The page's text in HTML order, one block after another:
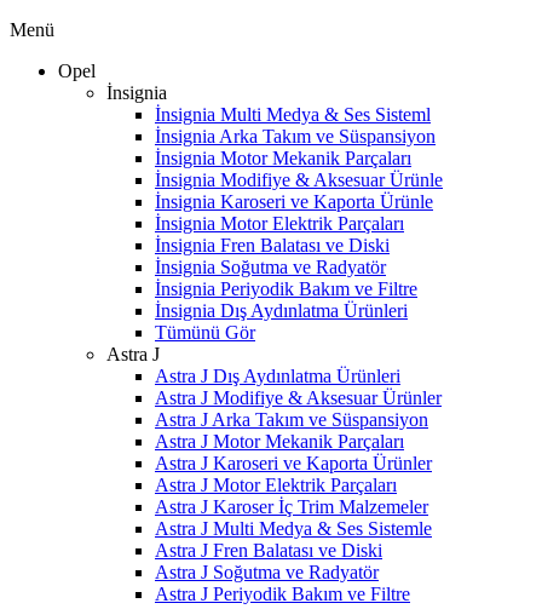
Menü
Opel
İnsignia
İnsignia Multi Medya & Ses Sisteml
İnsignia Arka Takım ve Süspansiyon
İnsignia Motor Mekanik Parçaları
İnsignia Modifiye & Aksesuar Ürünle
İnsignia Karoseri ve Kaporta Ürünle
İnsignia Motor Elektrik Parçaları
İnsignia Fren Balatası ve Diski
İnsignia Soğutma ve Radyatör
İnsignia Periyodik Bakım ve Filtre
İnsignia Dış Aydınlatma Ürünleri
Tümünü Gör
Astra J
Astra J Dış Aydınlatma Ürünleri
Astra J Modifiye & Aksesuar Ürünler
Astra J Arka Takım ve Süspansiyon
Astra J Motor Mekanik Parçaları
Astra J Karoseri ve Kaporta Ürünler
Astra J Motor Elektrik Parçaları
Astra J Karoser İç Trim Malzemeler
Astra J Multi Medya & Ses Sistemle
Astra J Fren Balatası ve Diski
Astra J Soğutma ve Radyatör
Astra J Periyodik Bakım ve Filtre